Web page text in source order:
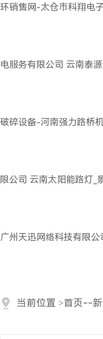
环销售网-太仓市科翔电
电服务有限公司 云南泰
破碎设备-河南强力路桥
限公司 云南太阳能路灯_
广州天迅网络科技有限公
当前位置 >首页--